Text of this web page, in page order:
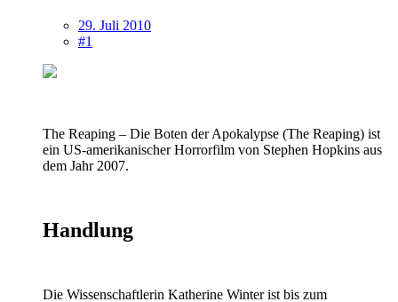
29. Juli 2010
#1
The Reaping – Die Boten der Apokalypse (The Reaping) ist
ein US-amerikanischer Horrorfilm von Stephen Hopkins aus
dem Jahr 2007.
Handlung
Die Wissenschaftlerin Katherine Winter ist bis zum